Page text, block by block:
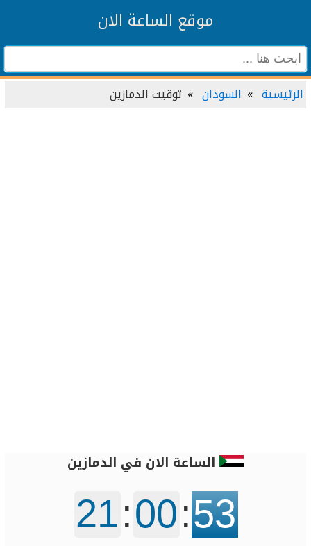
موقع الساعة الان
الرئيسية السودان توقيت الدمازين‎
الساعة الان في الدمازين‎
21:00:53